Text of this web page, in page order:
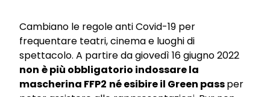
Cambiano le regole anti Covid-19 per
frequentare teatri, cinema e luoghi di
spettacolo. A partire da giovedì 16 giugno 2022
non è più obbligatorio indossare la
mascherina FFP2 né esibire il Green passper